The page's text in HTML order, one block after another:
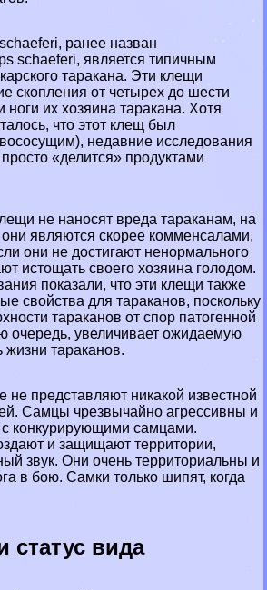
ранее назван
schaeferi, является типичным
таpaкана. Эти клещи
скопления от четырех до шести
ноги их хозяина таpaкана. Хотя
что этот клещ был
недавние исследования
«делится» продуктами
не наносят вреда таpaканам, на
являются скорее комменсалами,
они не достигают нeнopмaльного
истощать своего хозяина голодом.
показали, что эти клещи также
свойства для таpaканов, поскольку
таpaканов от спор патогенной
очередь, увеличивает ожидаемую
жизни таpaканов.
представляют никакой известной
Самцы чрезвычайно агрессивны и
конкурирующими самцами.
и защищают территории,
звук. Они очень территориальны и
в бою. Самки только шипят, когда
статус вида